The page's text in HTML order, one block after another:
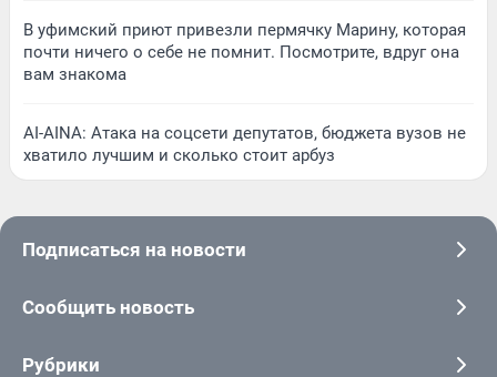
В уфимский приют привезли пермячку Марину, которая
почти ничего о себе не помнит. Посмотрите, вдруг она
вам знакома
AI-AINA: Атака на соцсети депутатов, бюджета вузов не
хватило лучшим и сколько стоит арбуз
Подписаться на новости
Сообщить новость
Рубрики